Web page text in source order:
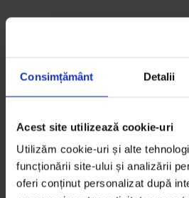
Consimțământ Detalii
Acest site utilizează cookie-uri
Utilizăm cookie-uri și alte
funcționării site-ului și analizării
oferi conținut personalizat după